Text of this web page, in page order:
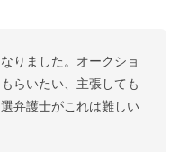
りました。オークショ
らいたい、主張しても
弁護士がこれは難しい